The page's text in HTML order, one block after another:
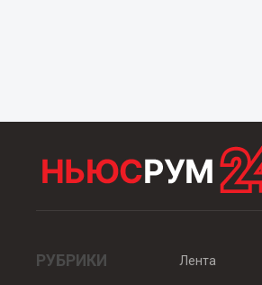
РУБРИКИ
Лента